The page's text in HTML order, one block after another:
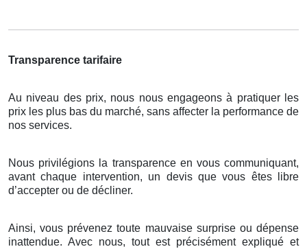
Transparence tarifaire
Au niveau des prix, nous nous engageons à pratiquer les
prix les plus bas du marché, sans affecter la performance de
nos services.
Nous privilégions la transparence en vous communiquant,
avant chaque intervention, un devis que vous êtes libre
d’accepter ou de décliner.
Ainsi, vous prévenez toute mauvaise surprise ou dépense
inattendue. Avec nous, tout est précisément expliqué et